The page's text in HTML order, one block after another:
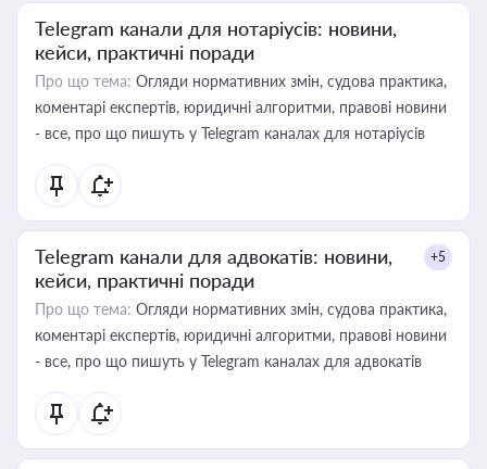
Telegram канали для нотаріусів: новини,
кейси, практичні поради
Про що тема: Огляди нормативних змін, судова практика,
коментарі експертів, юридичні алгоритми, правові новини
- все, про що пишуть у Telegram каналах для нотаріусів
Telegram канали для адвокатів: новини,
кейси, практичні поради
+5
Про що тема: Огляди нормативних змін, судова практика,
коментарі експертів, юридичні алгоритми, правові новини
- все, про що пишуть у Telegram каналах для адвокатів